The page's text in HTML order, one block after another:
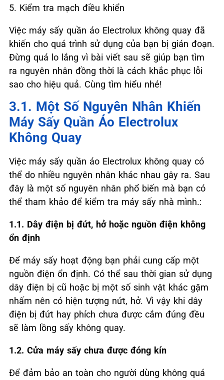
5. Kiểm tra mạch điều khiển
Việc máy sấy quần áo Electrolux không quay đã
khiến cho quá trình sử dụng của bạn bị gián đoạn.
Đừng quá lo lắng vì bài viết sau sẽ giúp bạn tìm
ra nguyên nhân đồng thời là cách khắc phục lỗi
sao cho hiệu quả. Cùng tìm hiểu nhé!
3.1. Một Số Nguyên Nhân Khiến
Máy Sấy Quần Áo Electrolux
Không Quay
Việc máy sấy quần áo Electrolux không quay có
thể do nhiều nguyên nhân khác nhau gây ra. Sau
đây là một số nguyên nhân phổ biến mà bạn có
thể tham khảo để kiểm tra máy sấy nhà mình.:
1.1. Dây điện bị đứt, hở hoặc nguồn điện không
ổn định
Để máy sấy hoạt động bạn phải cung cấp một
nguồn điện ổn định. Có thể sau thời gian sử dụng
dây điện bị cũ hoặc bị một số sinh vật khác gặm
nhấm nên có hiện tượng nứt, hở. Vì vậy khi dây
điện bị đứt hay phích chưa được cắm đúng đều
sẽ làm lồng sấy không quay.
1.2. Cửa máy sấy chưa được đóng kín
Để đảm bảo an toàn cho người dùng không quá